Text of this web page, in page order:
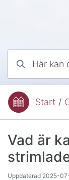
Du är här:Start /
Vad är
Uppdaterad 2025-